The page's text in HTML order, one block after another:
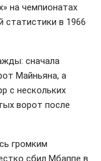
на чемпионатах
статистики в 1966
сначала
Майньяна, а
с нескольких
ворот после
громким
сбил Мбаппе в